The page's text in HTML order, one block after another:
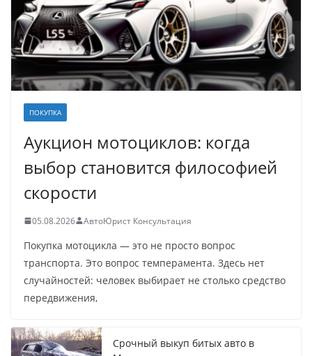
ПОКУПКА
Аукцион мотоциклов: когда
выбор становится философией
скорости
05.08.2026 АвтоЮрист Консультация
Покупка мотоцикла — это не просто вопрос
транспорта. Это вопрос темперамента. Здесь нет
случайностей: человек выбирает не столько средство
передвижения,
Срочный выкуп битых авто в